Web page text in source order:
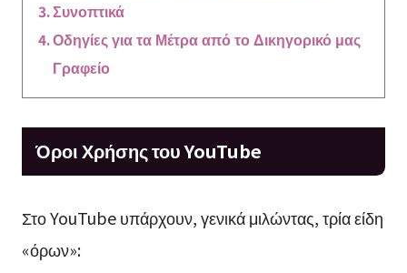
Συνοπτικά
Οδηγίες για τα Μέτρα από το Δικηγορικό μας
Γραφείο
Όροι Χρήσης του YouTube
Στο YouTube υπάρχουν, γενικά μιλώντας, τρία είδη
«όρων»: